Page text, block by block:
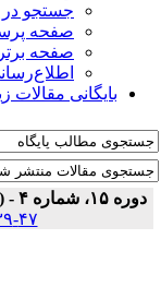
جستجو در
صفحه
صفحه
بایگانی مقالات
دوره ۱۵، شماره ۴ - ( ۲-۱۴۰۵ )
۴۷-۳۹